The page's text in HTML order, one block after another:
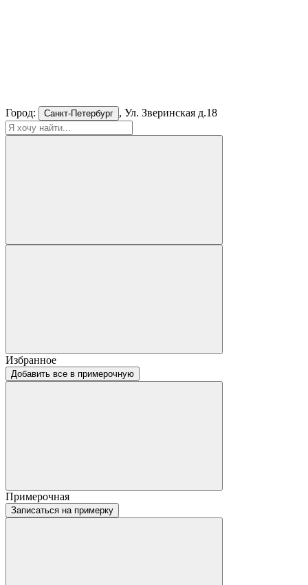
Город: Санкт-Петербург , Ул. Зверинская д.18
Избранное
Добавить все в примерочную
Примерочная
Записаться на примерку